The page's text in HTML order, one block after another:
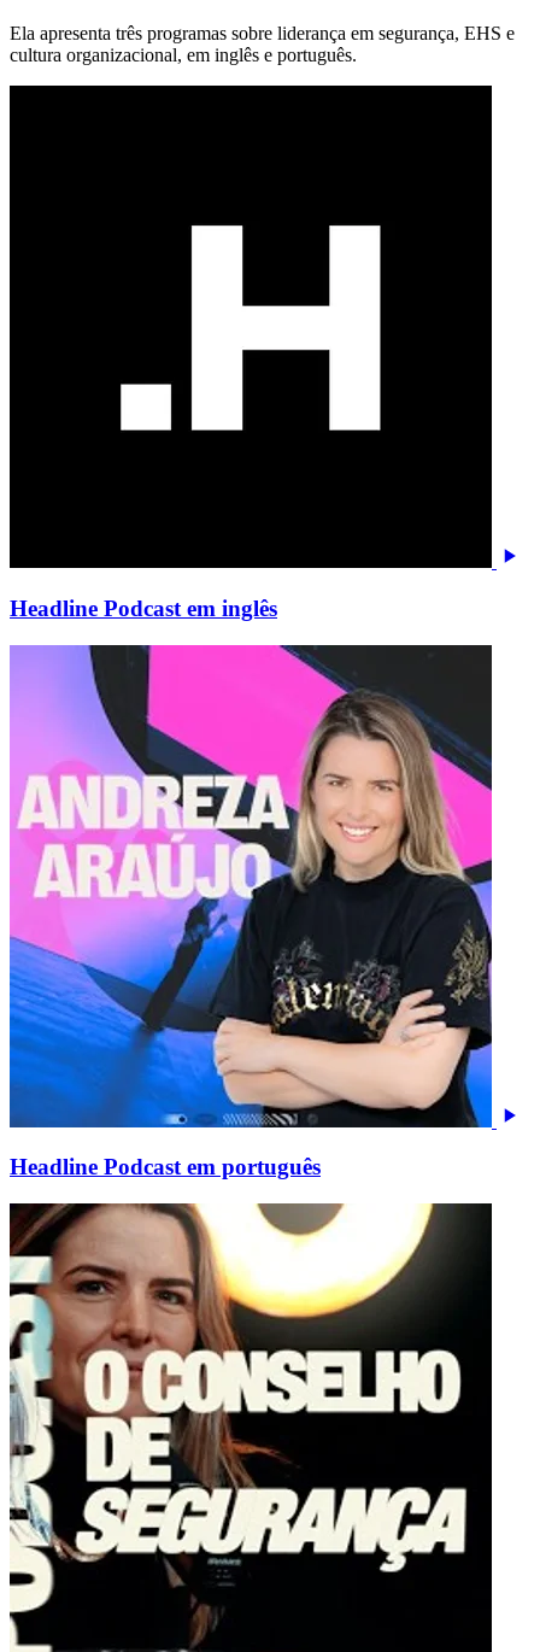
Ela apresenta três programas sobre liderança em segurança, EHS e
cultura organizacional, em inglês e português.
Headline Podcast em inglês
Headline Podcast em português